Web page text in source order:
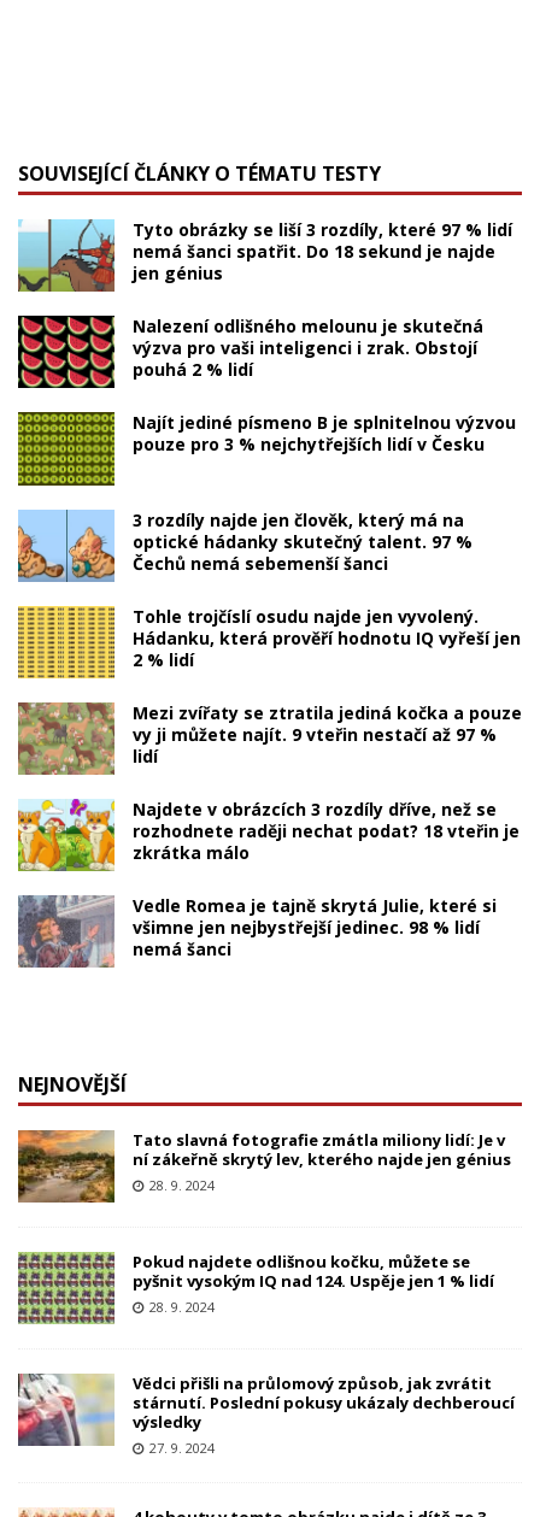
SOUVISEJÍCÍ ČLÁNKY O TÉMATU TESTY
Tyto obrázky se liší 3 rozdíly, které 97 % lidí
nemá šanci spatřit. Do 18 sekund je najde
jen génius
Nalezení odlišného melounu je skutečná
výzva pro vaši inteligenci i zrak. Obstojí
pouhá 2 % lidí
Najít jediné písmeno B je splnitelnou výzvou
pouze pro 3 % nejchytřejších lidí v Česku
3 rozdíly najde jen člověk, který má na
optické hádanky skutečný talent. 97 %
Čechů nemá sebemenší šanci
Tohle trojčíslí osudu najde jen vyvolený.
Hádanku, která prověří hodnotu IQ vyřeší jen
2 % lidí
Mezi zvířaty se ztratila jediná kočka a pouze
vy ji můžete najít. 9 vteřin nestačí až 97 %
lidí
Najdete v obrázcích 3 rozdíly dříve, než se
rozhodnete raději nechat podat? 18 vteřin je
zkrátka málo
Vedle Romea je tajně skrytá Julie, které si
všimne jen nejbystřejší jedinec. 98 % lidí
nemá šanci
NEJNOVĚJŠÍ
Tato slavná fotografie zmátla miliony lidí: Je v
ní zákeřně skrytý lev, kterého najde jen génius
28. 9. 2024
Pokud najdete odlišnou kočku, můžete se
pyšnit vysokým IQ nad 124. Uspěje jen 1 % lidí
28. 9. 2024
Vědci přišli na průlomový způsob, jak zvrátit
stárnutí. Poslední pokusy ukázaly dechberoucí
výsledky
27. 9. 2024